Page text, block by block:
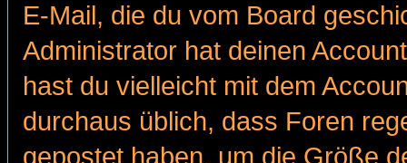
E-Mail, die du vom Board
Administrator hat deinen
hast du vielleicht mit dem
durchaus üblich, dass Foren
gepostet haben, um die Größe